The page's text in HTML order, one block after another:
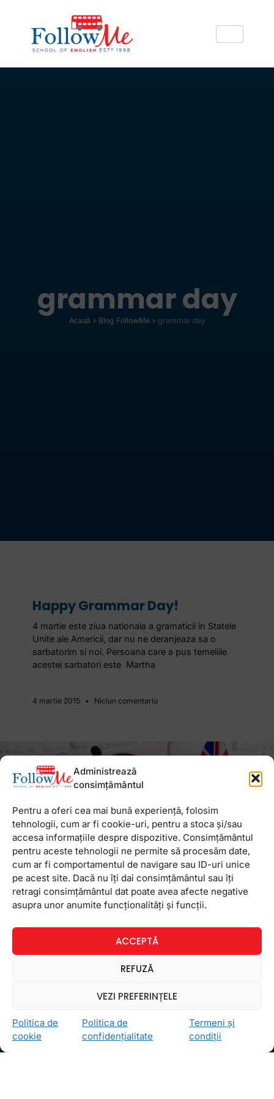
Administrează
consimțământul
Pentru a oferi cea mai bună experiență, folosim
tehnologii, cum ar fi cookie-uri, pentru a stoca și/sau
accesa informațiile despre dispozitive. Consimțământul
pentru aceste tehnologii ne permite să procesăm date,
cum ar fi comportamentul de navigare sau ID-uri unice
pe acest site. Dacă nu îți dai consimțământul sau îți
retragi consimțământul dat poate avea afecte negative
asupra unor anumite funcționalități și funcții.
ACCEPTĂ
REFUZĂ
VEZI PREFERINȚELE
Politica de
cookie
Politica de
confidențialitate
Termeni și
condiții
grammar day
Acasă » Blog FollowMe» grammar day
Happy Grammar Day!
4 martie este ziua nationala a gramaticii in Statele
Unite ale Americii, dar nu ne deranjeaza sa o
sarbatorim si noi. Persoana care a pus temeliile
acestei sarbatori este Martha
4 martie 2015 Niciun comentariu
Newsletter
Ceea ce ne ghidează pe toţi cei din echipa FollowMe
este motto-ulÎnvaţă zâmbind. Vrem să realizăm asta
FollowMe Vitan
Informații Utile